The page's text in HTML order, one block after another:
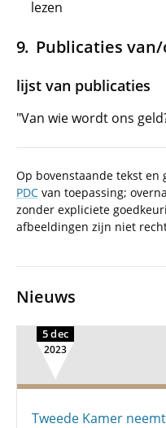
lezen
Publicaties
lijst van publicaties
"Van wie wordt ons
Op bovenstaande tekst en
PDC van toepassing;
zonder expliciete
afbeeldingen zijn niet
Nieuws
5 dec
2023
Tweede Kamer